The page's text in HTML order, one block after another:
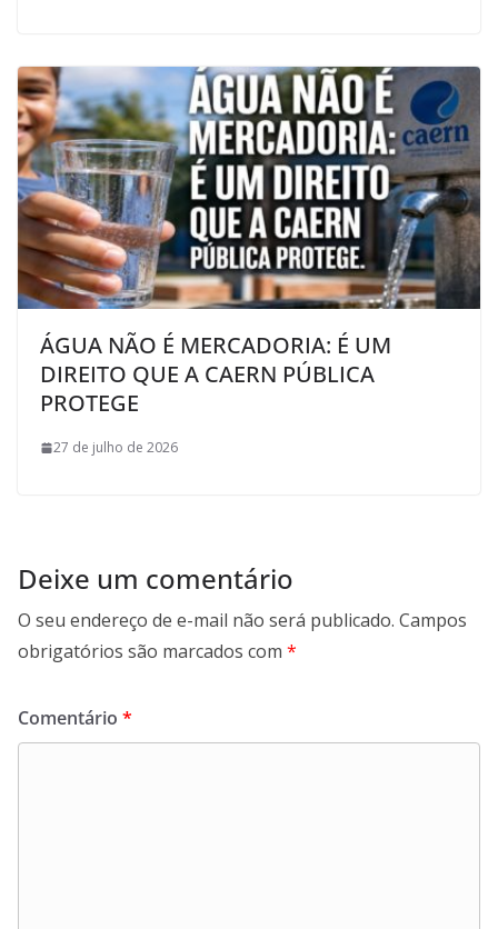
ÁGUA NÃO É MERCADORIA: É UM
DIREITO QUE A CAERN PÚBLICA
PROTEGE
27 de julho de 2026
Deixe um comentário
O seu endereço de e-mail não será publicado. Campos
obrigatórios são marcados com *
Comentário *